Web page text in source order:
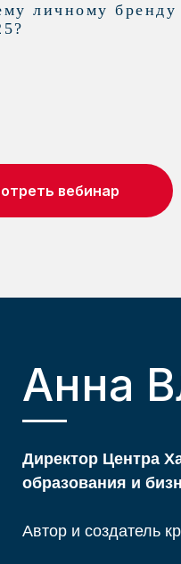
личному бренду
вебинар
Анна
Директор Центра
образования и
Автор и создатель